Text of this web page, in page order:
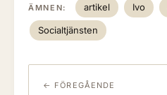
ÄMNEN: artikel Ivo
Socialtjänsten
← FÖREGÅENDE